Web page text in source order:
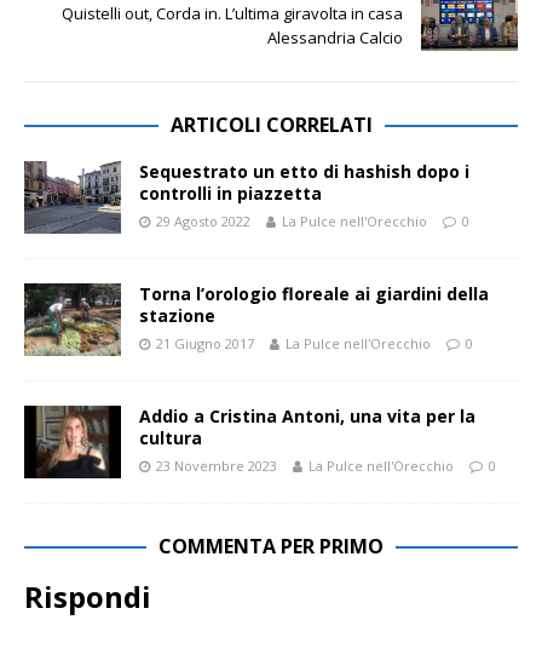
Quistelli out, Corda in. L’ultima giravolta in casa
Alessandria Calcio
ARTICOLI CORRELATI
Sequestrato un etto di hashish dopo i
controlli in piazzetta
29 Agosto 2022 La Pulce nell'Orecchio 0
Torna l’orologio floreale ai giardini della
stazione
21 Giugno 2017 La Pulce nell'Orecchio 0
Addio a Cristina Antoni, una vita per la
cultura
23 Novembre 2023 La Pulce nell'Orecchio 0
COMMENTA PER PRIMO
Rispondi